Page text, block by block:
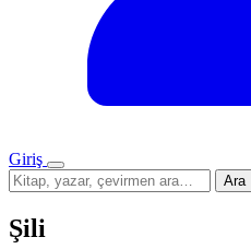
Giriş
Menü
Sitede
ara
Ara
Şili